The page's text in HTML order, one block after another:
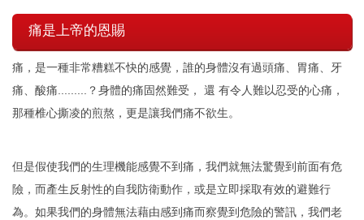
痛是上帝的恩賜
痛，是一種非常糟糕不快的感覺，誰的身體沒有過頭痛、胃痛、牙
痛、酸痛.........？身體的痛固然難受， 還 有令人難以忍受的心痛，
那種椎心撕凌的煎熬，更是讓我們痛不欲生。
但是假使我們的生理機能感覺不到痛，我們就無法驚覺到前面有危
險，而產生反射性的自我防衛動作，或是立即採取有效的避難行
為。如果我們的身體無法藉由感到痛而察覺到危險的警訊，我們老